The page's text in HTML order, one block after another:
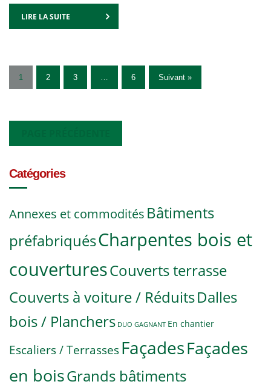
LIRE LA SUITE
1 2 3 6 Suivant »
Catégories
Annexes et commodités Bâtiments
préfabriquésCharpentes bois et
couverturesCouverts terrasse
Couverts à voiture / RéduitsDalles
bois / Planchers DUO GAGNANT En chantier
Escaliers / Terrasses FaçadesFaçades
en boisGrands bâtiments